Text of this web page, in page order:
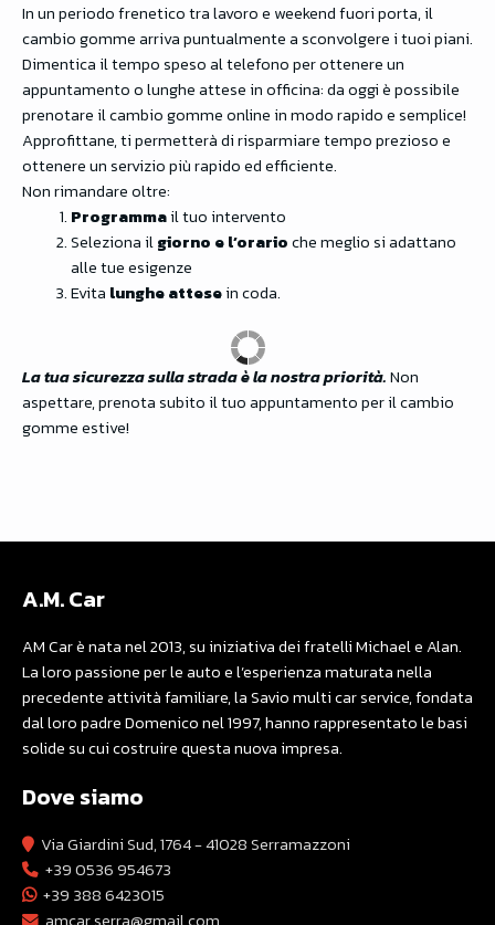
In un periodo frenetico tra lavoro e weekend fuori porta, il
cambio gomme arriva puntualmente a sconvolgere i tuoi piani.
Dimentica il tempo speso al telefono per ottenere un
appuntamento o lunghe attese in officina: da oggi è possibile
prenotare il cambio gomme online in modo rapido e semplice!
Approfittane, ti permetterà di risparmiare tempo prezioso e
ottenere un servizio più rapido ed efficiente.
Non rimandare oltre:
Programmail tuo intervento
Seleziona ilgiorno e l’orarioche meglio si adattano
alle tue esigenze
Evita lunghe attesein coda.
La tua sicurezza sulla strada è la nostra priorità.Non
aspettare, prenota subito il tuo appuntamento per il cambio
gomme estive!
A.M. Car
AM Car è nata nel 2013, su iniziativa dei fratelli Michael e Alan.
La loro passione per le auto e l’esperienza maturata nella
precedente attività familiare, la Savio multi car service, fondata
dal loro padre Domenico nel 1997, hanno rappresentato le basi
solide su cui costruire questa nuova impresa.
Dove siamo
Via Giardini Sud, 1764 - 41028 Serramazzoni
+39 0536 954673
+39 388 6423015